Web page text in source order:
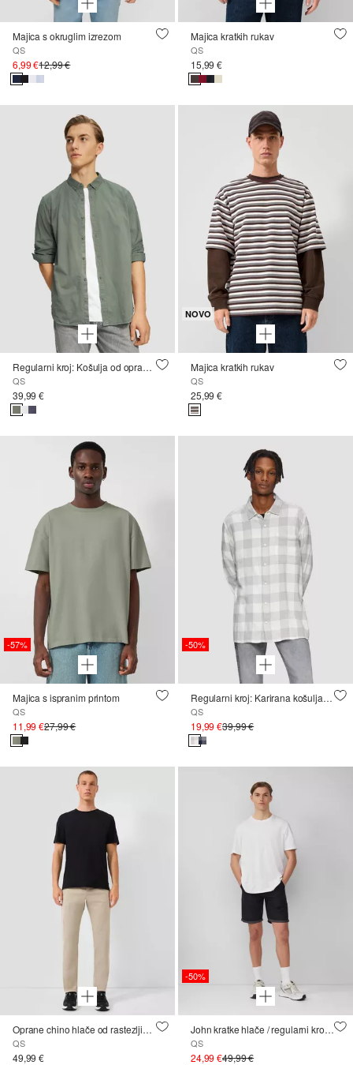
Majica s okruglim izrezom
QS
6,99 €12,99 €
Majica kratkih rukav
QS
15,99 €
Regularni kroj: Košulja od opranog kepera s izvezenim logotipom
QS
39,99 €
NOVO
Majica kratkih rukav
QS
25,99 €
-57%
Majica s ispranim printom
QS
11,99 €27,99 €
-50%
Regularni kroj: Karirana košulja s džepom na prsima
QS
19,99 €39,99 €
Oprane chino hlače od rastezljivog kepera
QS
49,99 €
-50%
John kratke hlače / regularni kroj / srednji struk / fiksni suknji
QS
24,99 €49,99 €